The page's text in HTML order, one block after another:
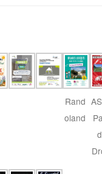
Rand
oland